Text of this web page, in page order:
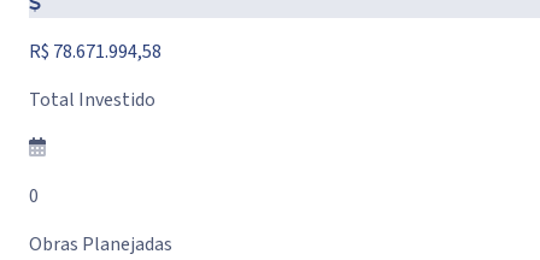
R$ 78.671.994,58
Total Investido
0
Obras Planejadas